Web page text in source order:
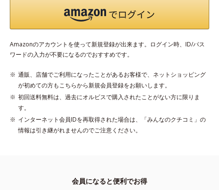
Amazonのアカウントを使って新規登録が出来ます。ログイン時、ID/パス
ワードの入力が不要になるのでおすすめです。
通販、店舗でご利用になったことがあるお客様で、ネットショッピング
が初めての方もこちらから新規会員登録をお願いします。
初回送料無料は、過去にオルビスで購入されたことがない方に限りま
す。
インターネット会員IDを再取得された場合は、「みんなのクチコミ」の
情報は引き継がれませんのでご注意ください。
会員になると便利でお得